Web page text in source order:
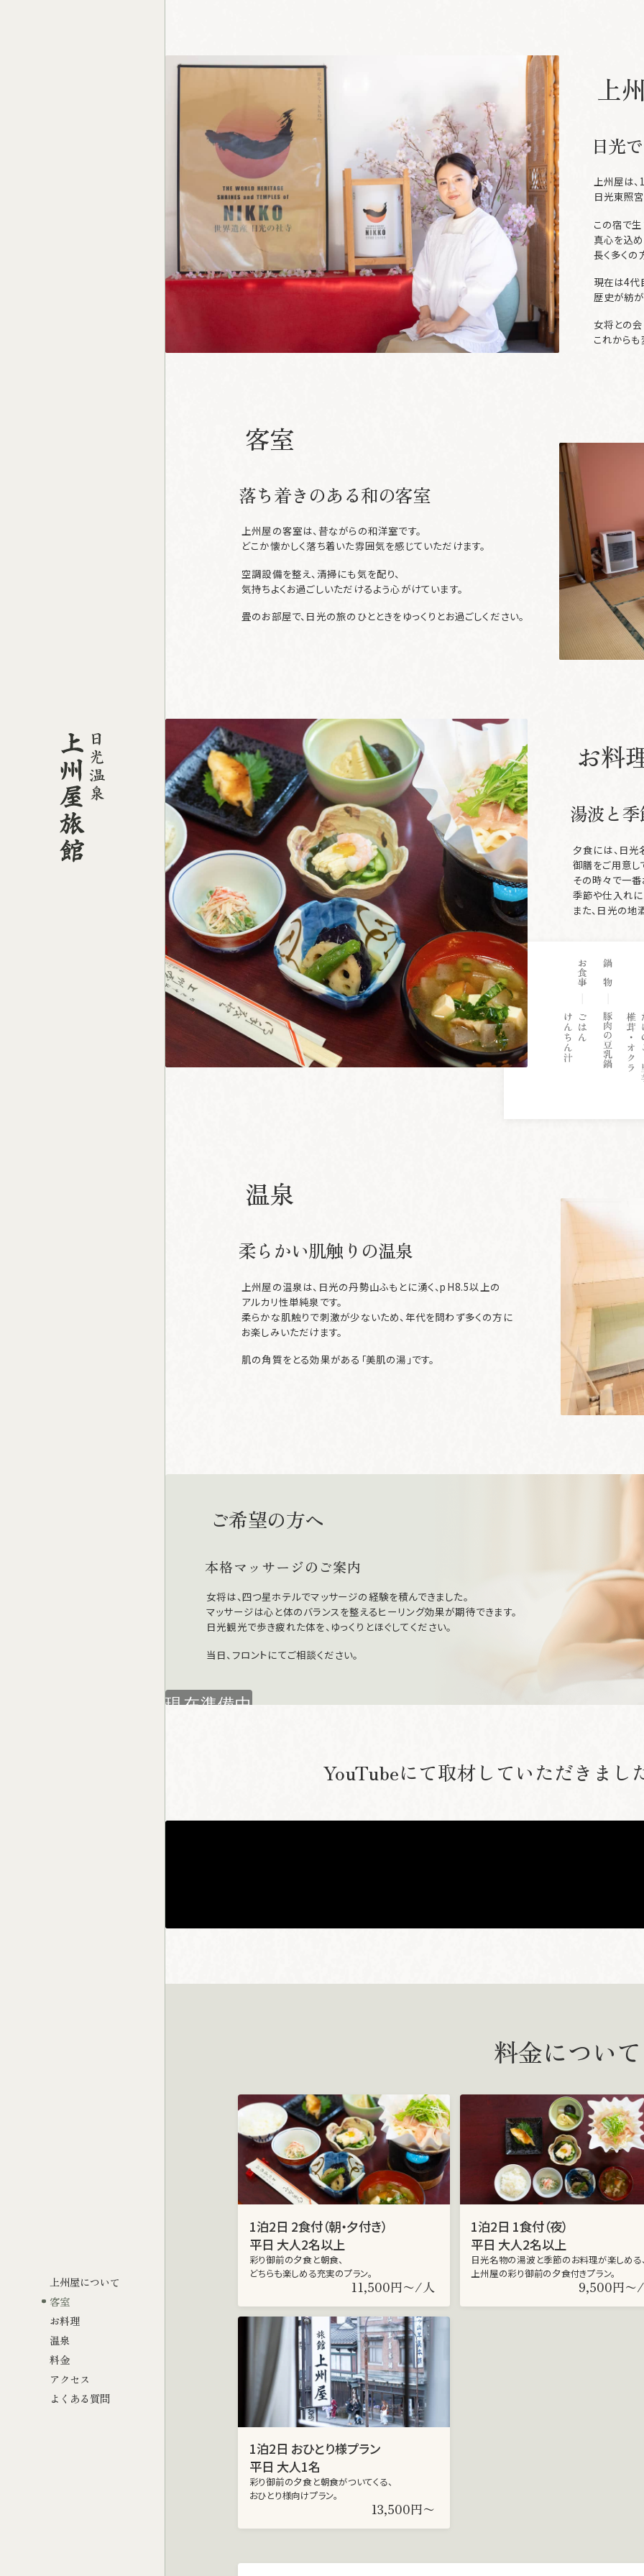
上州屋について
客室
お料理
温泉
料金
アクセス
よくある質問
上
日光
上州屋は、
日光東照
この宿で
真心を込
長く多くの
現在は4代
歴史が紡
女将との
これから
客室
落ち着きのある和の客室
上州屋の客室は、昔ながらの和洋室です。
どこか懐かしく落ち着いた雰囲気を感じていただけます。
空調設備を整え、清掃にも気を配り、
気持ちよくお過ごしいただけるよう心がけています。
畳のお部屋で、日光の旅のひとときをゆっくりとお過ごしください。
お料
湯波と
夕食には、日
御膳をご用意し
その時々で一番
季節や仕入れに
また、日光の地
温泉
柔らかい肌触りの温泉
上州屋の温泉は、日光の丹勢山ふもとに湧く、pH8.5以上の
アルカリ性単純泉です。
柔らかな肌触りで刺激が少ないため、年代を問わず多くの方に
お楽しみいただけます。
肌の角質をとる効果がある「美肌の湯」です。
ご希望の方へ
本格マッサージのご案内
女将は、四つ星ホテルでマッサージの経験を積んできました。
マッサージは心と体のバランスを整えるヒーリング効果が期待できます。
日光観光で歩き疲れた体を、ゆっくりとほぐしてください。
当日、フロントにてご相談ください。
YouTubeにて取材していただきまし
料金について
1泊2日 2食付（朝・夕付き）
平日 大人2名以上
彩り御前の夕食と朝食、
どちらも楽しめる充実のプラン。
11,500円〜/人
1泊2日 1食付（夜）
平日 大人2名以上
日光名物の湯波と季節のお料理が楽しめる
上州屋の彩り御前の夕食付きプラン。
9,500円〜
1泊2日 おひとり様プラン
平日 大人1名
彩り御前の夕食と朝食がついてくる、
おひとり様向けプラン。
13,500円〜